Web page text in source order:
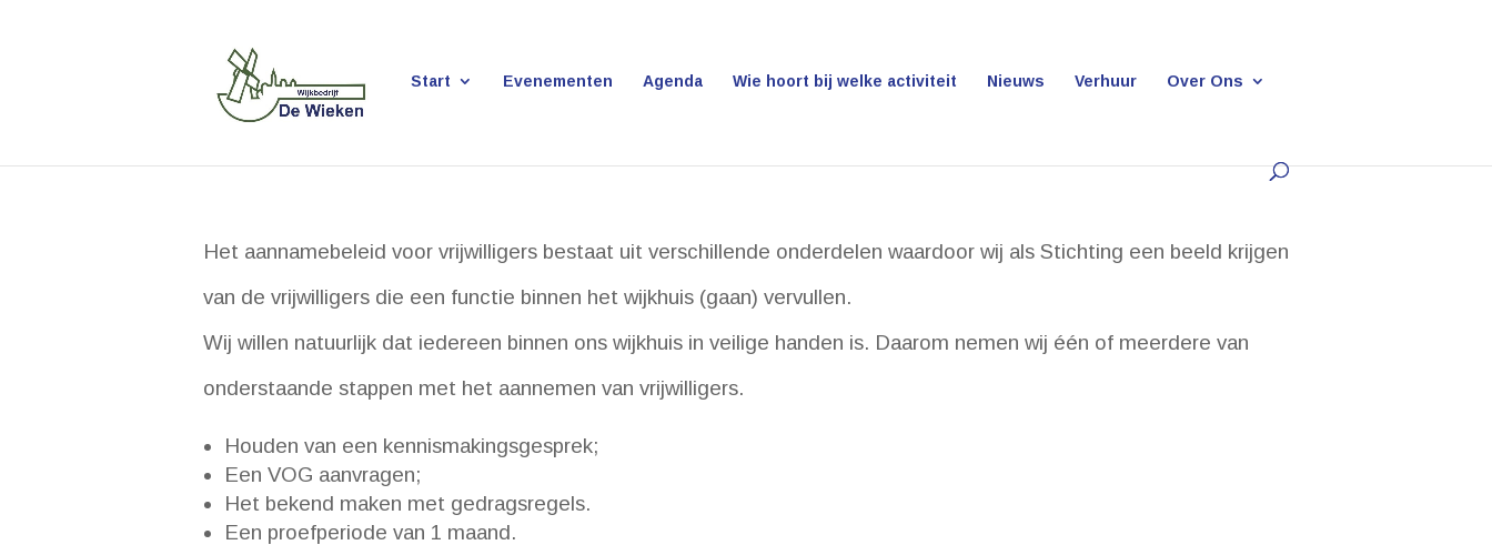
Start Evenementen Agenda Wie hoort bij welke activiteit Nieuws Verhuur Over Ons
Het aannamebeleid voor vrijwilligers bestaat uit verschillende onderdelen waardoor wij als Stichting een beeld krijgen
van de vrijwilligers die een functie binnen het wijkhuis (gaan) vervullen.
Wij willen natuurlijk dat iedereen binnen ons wijkhuis in veilige handen is. Daarom nemen wij één of meerdere van
onderstaande stappen met het aannemen van vrijwilligers.
Houden van een kennismakingsgesprek;
Een VOG aanvragen;
Het bekend maken met gedragsregels.
Een proefperiode van 1 maand.